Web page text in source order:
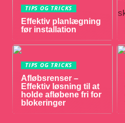
TIPS OG TRICKS
Effektiv planlægning
før installation
TIPS OG TRICKS
Afløbsrenser –
Effektiv løsning til at
holde afløbene fri for
blokeringer